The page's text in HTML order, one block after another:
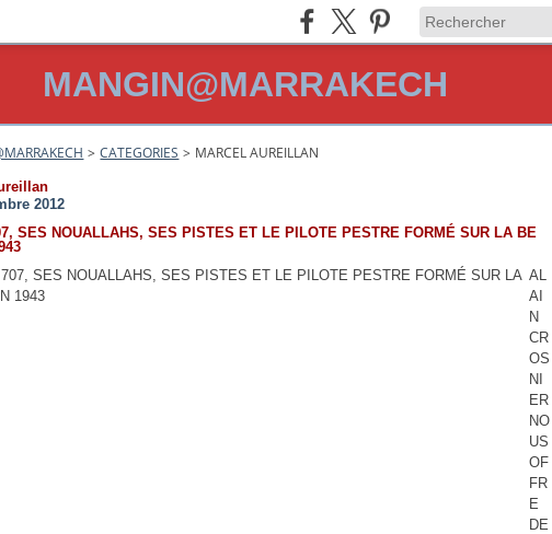
MANGIN@MARRAKECH
> CATEGORIES > MARCEL AUREILLAN
2012
SES NOUALLAHS, SES PISTES ET LE PILOTE PESTRE FORMÉ SUR LA BE
AL
AI
N
CR
OS
NI
ER
NO
US
OF
FR
E
DE